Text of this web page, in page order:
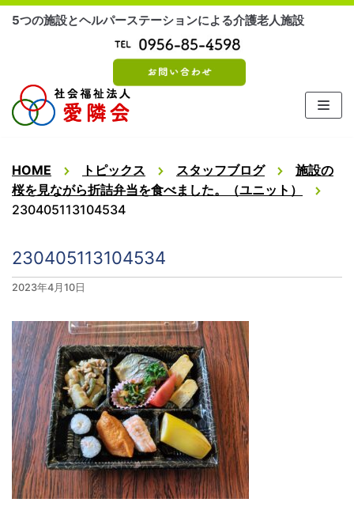
コ
ツ
に
ス
ッ
プ
5つの施設とヘルパーステーションによる介護老人施設
HOME トピックス スタッフブログ
施設の
桜を見ながら折詰弁当を食べました。（ユニット）
230405113104534
230405113104534
2023年4月10日